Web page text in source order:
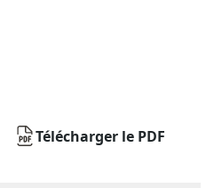
Télécharger le PDF